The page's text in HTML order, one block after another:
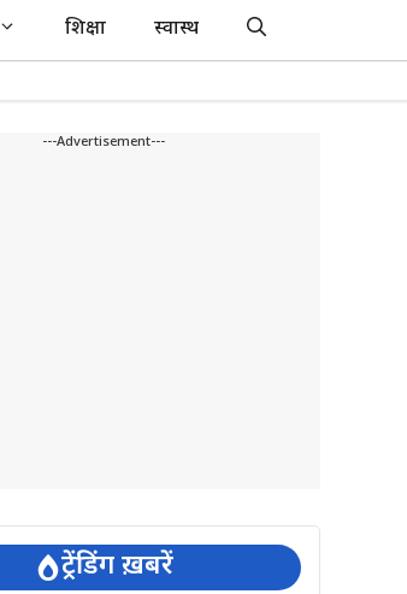
शिक्षा स्वास्थ
---Advertisement---
ट्रेंडिंग ख़बरें